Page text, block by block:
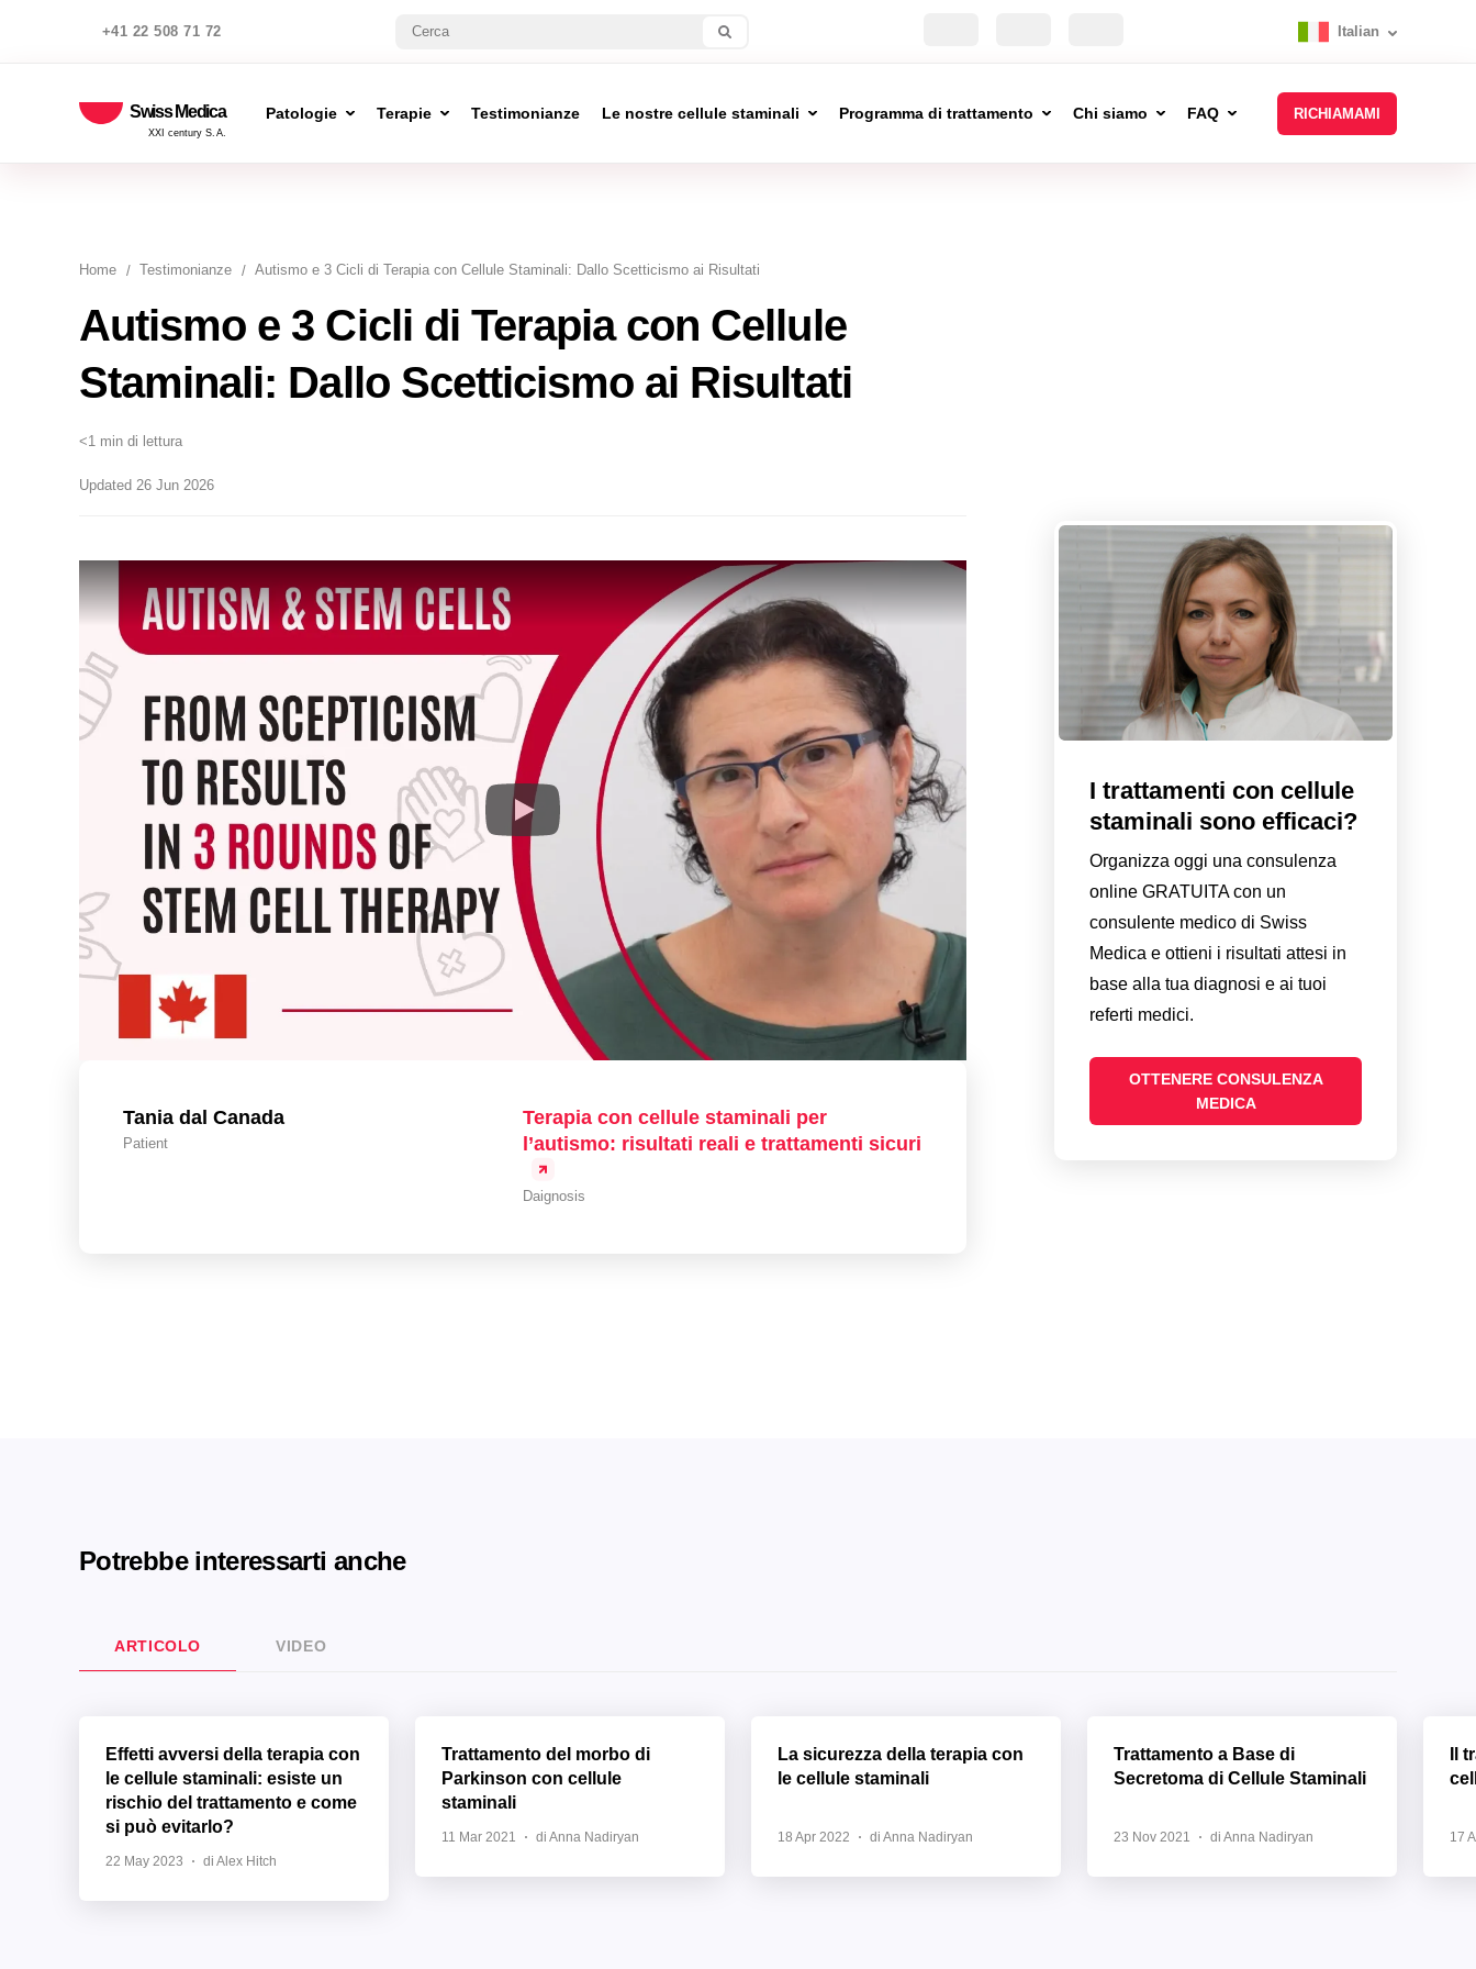
+41 22 508 71 72 Italian
Swiss Medica
XXI century S.A.
Patologie Terapie Testimonianze Le nostre cellule staminali Programma di trattamento Chi siamo FAQ RICHIAMAMI
Home Testimonianze Autismo e 3 Cicli di Terapia con Cellule Staminali: Dallo Scetticismo ai Risultati
Autismo e 3 Cicli di Terapia con Cellule
Staminali: Dallo Scetticismo ai Risultati
<1 min di lettura
Updated 26 Jun 2026
Tania dal Canada
Patient
Terapia con cellule staminali per
l’autismo: risultati reali e trattamenti sicuri
Daignosis
I trattamenti con cellule
staminali sono efficaci?
Organizza oggi una consulenza
online GRATUITA con un
consulente medico di Swiss
Medica e ottieni i risultati attesi in
base alla tua diagnosi e ai tuoi
referti medici.
OTTENERE CONSULENZA
MEDICA
Potrebbe interessarti anche
ARTICOLO VIDEO
Effetti avversi della terapia con
le cellule staminali: esiste un
rischio del trattamento e come
si può evitarlo?
22 May 2023 di Alex Hitch
Trattamento del morbo di
Parkinson con cellule
staminali
11 Mar 2021 di Anna Nadiryan
La sicurezza della terapia con
le cellule staminali
18 Apr 2022 di Anna Nadiryan
Trattamento a Base di
Secretoma di Cellule Staminali
23 Nov 2021 di Anna Nadiryan
Il
17